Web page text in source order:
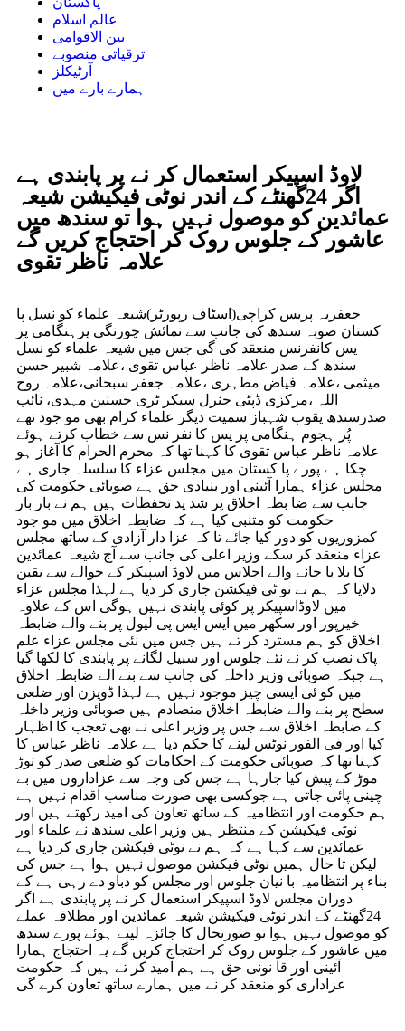
عالم اسلام
بین الاقوامی
ترقیاتی منصوبے
آرٹیکلز
ہمارے بارے میں
لاوڈ اسپیکر استعمال کر نے پر پابندی ہے
اگر 24گھنٹے کے اندر نوٹی فیکیشن شیعہ
عمائدین کو موصول نہیں ہوا تو سندھ میں
عاشور کے جلوس روک کر احتجاج کریں گے
علامہ ناظر تقوی
جعفریہ پریس کراچی(اسٹاف رپورٹر)شیعہ علماء کو نسل پا
کستان صوبہ سندھ کی جانب سے نمائش چورنگی پرہنگامی پر
یس کانفرنس منعقد کی گی جس میں شیعہ علماء کو نسل
سندھ کے صدر علامہ ناظر عباس تقوی ،علامہ شبیر حسن
میثمی ،علامہ فیاض مطہری ،علامہ جعفر سبحانی،علامہ روح
اللہ ،مرکزی ڈپٹی جنرل سیکر ٹری حسنین مہدی، نائب
صدرسندھ یقوب شہباز سمیت دیگر علماء کرام بھی مو جود تھے
پُر ہجوم ہنگامی پر یس کا نفر نس سے خطاب کرتے ہوئے
علامہ ناظر عباس تقوی کا کہنا تھا کہ محرم الحرام کا آغاز ہو
چکا ہے پورے پا کستان میں مجلس عزاء کا سلسلہ جاری ہے
مجلس عزاء ہمارا آئینی اور بنیادی حق ہے صوبائی حکومت کی
جانب سے ضا بطہ اخلاق پر شد ید تحفظات ہیں ہم نے بار بار
حکومت کو متنبی کیا ہے کہ ضابطہ اخلاق میں مو جود
کمزوریوں کو دور کیا جائے تا کہ عزا دار آزادی کے ساتھ مجلس
عزاء منعقد کر سکے وزیر اعلی کی جانب سے آج شیعہ عمائدین
کا بلا یا جانے والے اجلاس میں لاوڈ اسپیکر کے حوالے سے یقین
دلایا کہ ہم نے نو ٹی فیکشن جاری کر دیا ہے لہذا مجلس عزاء
میں لاوڈاسپیکر پر کوئی پابندی نہیں ہوگی اس کے علاوہ
خیرپور اور سکھر میں ایس ایس پی لیول پر بنے والے ضابطہ
اخلاق کو ہم مسترد کر تے ہیں جس میں نئی مجلس عزاء علم
پاک نصب کر نے نئے جلوس اور سبیل لگانے پر پابندی کا لکھا گیا
ہے جبکہ صوبائی وزیر داخلہ کی جانب سے بنے الے ضابطہ اخلاق
میں کو ئی ایسی چیز موجود نہیں ہے لہذا ڈویزن اور ضلعی
سطح پر بنے والے ضابطہ اخلاق متصادم ہیں صوبائی وزیر داخلہ
کے ضابطہ اخلاق سے جس پر وزیر اعلی نے بھی تعجب کا اظہار
کیا اور فی الفور نوٹس لینے کا حکم دیا ہے علامہ ناظر عباس کا
کہنا تھا کہ صوبائی حکومت کے احکامات کو ضلعی صدر کو توڑ
موڑ کے پیش کیا جارہا ہے جس کی وجہ سے عزاداروں میں بے
چینی پائی جاتی ہے جوکسی بھی صورت مناسب اقدام نہیں ہے
ہم حکومت اور انتظامیہ کے ساتھ تعاون کی امید رکھتے ہیں اور
نوٹی فیکیشن کے منتظر ہیں وزیر اعلی سندھ نے علماء اور
عمائدین سے کہا ہے کہ ہم نے نوٹی فیکشن جاری کر دیا ہے
لیکن تا حال ہمیں نوٹی فیکشن موصول نہیں ہوا ہے جس کی
بناء پر انتظامیہ با نیان جلوس اور مجلس کو دباو دے رہی ہے کے
دوران مجلس لاوڈ اسپیکر استعمال کر نے پر پابندی ہے اگر
24گھنٹے کے اندر نوٹی فیکیشن شیعہ عمائدین اور مطلاقہ عملے
کو موصول نہیں ہوا تو صورتحال کا جائزہ لیتے ہوئے پورے سندھ
میں عاشور کے جلوس روک کر احتجاج کریں گے یہ احتجاج ہمارا
آئینی اور قا نونی حق ہے ہم امید کر تے ہیں کہ حکومت
عزاداری کو منعقد کر نے میں ہمارے ساتھ تعاون کرے گی